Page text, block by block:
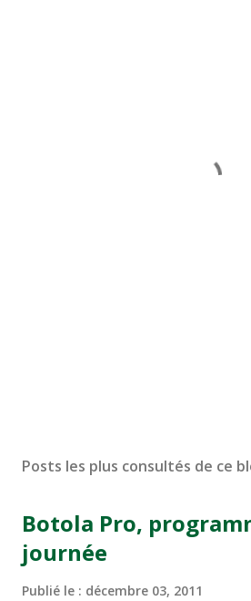
Posts les plus consultés de ce
Botola Pro,
journée
Publié le : décembre 03, 2011